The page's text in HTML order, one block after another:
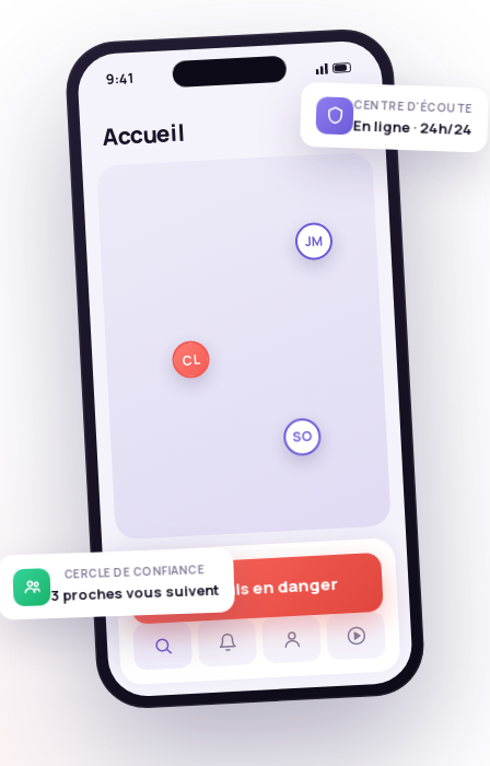
CENTRE D'ÉCOUTE
En ligne · 24h/24
CERCLE DE CONFIANCE
3 proches vous suivent
9:41
Accueil CL
JM
CL
SO
Je suis en danger